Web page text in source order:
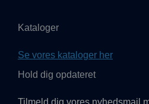
Kataloger
Se vores kataloger her
Hold dig opdateret